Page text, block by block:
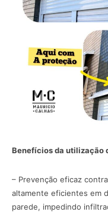
Benefícios da utilização
– Prevenção eficaz
altamente eficientes em
parede, impedindo